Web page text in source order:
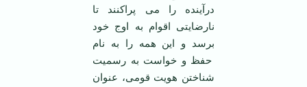
درآینده را می پراکنند تا
نارضایتی اقوام به اوج خود
برسد و این همه را به نام
حفظ و خواست به رسمیت
شناختن هویت قومی، عنوان